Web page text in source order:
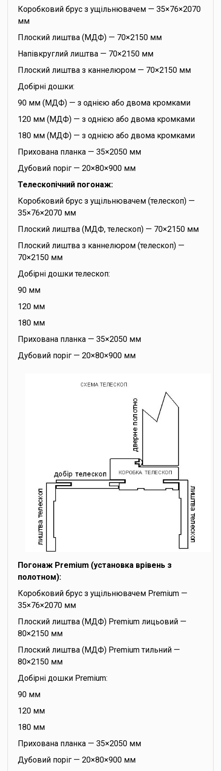
Коробковий брус з ущільнювачем — 35×76×2070
мм
Плоский лиштва (МДФ) — 70×2150 мм
Напівкруглий лиштва — 70×2150 мм
Плоский лиштва з каннелюром — 70×2150 мм
Добірні дошки:
90 мм (МДФ) — з однією або двома кромками
120 мм (МДФ) — з однією або двома кромками
180 мм (МДФ) — з однією або двома кромками
Прихована планка — 35×2050 мм
Дубовий поріг — 20×80×900 мм
Телескопічний погонаж:
Коробковий брус з ущільнювачем (телескоп) —
35×76×2070 мм
Плоский лиштва (МДФ, телескоп) — 70×2150 мм
Плоский лиштва з каннелюром (телескоп) —
70×2150 мм
Добірні дошки телескоп:
90 мм
120 мм
180 мм
Прихована планка — 35×2050 мм
Дубовий поріг — 20×80×900 мм
Погонаж Premium (установка врівень з
полотном):
Коробковий брус з ущільнювачем Premium —
35×76×2070 мм
Плоский лиштва (МДФ) Premium лицьовий —
80×2150 мм
Плоский лиштва (МДФ) Premium тильний —
80×2150 мм
Добірні дошки Premium:
90 мм
120 мм
180 мм
Прихована планка — 35×2050 мм
Дубовий поріг — 20×80×900 мм